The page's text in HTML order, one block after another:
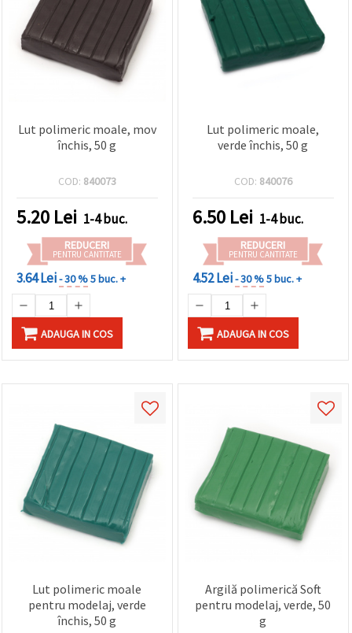
Lut polimeric moale, mov
închis, 50 g
COD: 840073
5.20 Lei 1-4 buc.
REDUCERI
PENTRU CANTITATE
3.64 Lei- 30 %5 buc. +
ADAUGA IN COS
Lut polimeric moale,
verde închis, 50 g
COD: 840076
6.50 Lei 1-4 buc.
REDUCERI
PENTRU CANTITATE
4.52 Lei- 30 %5 buc. +
ADAUGA IN COS
Lut polimeric moale
pentru modelaj, verde
închis, 50 g
Argilă polimerică Soft
pentru modelaj, verde, 50
g